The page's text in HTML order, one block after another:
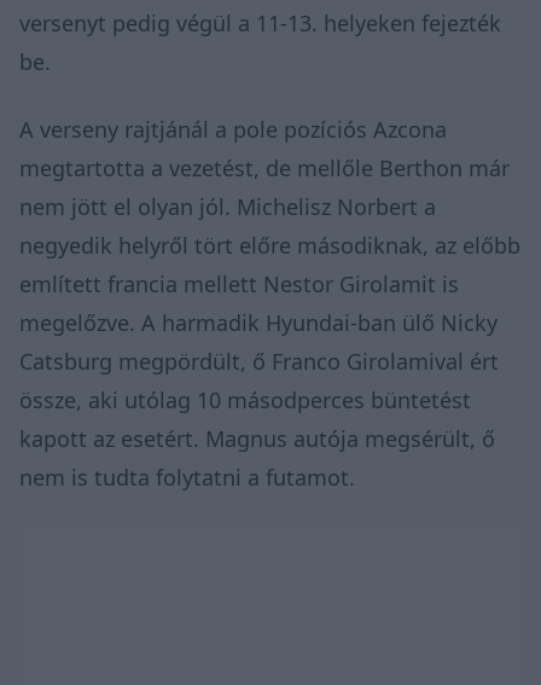
versenyt pedig végül a 11-13. helyeken fejezték
be.
A verseny rajtjánál a pole pozíciós Azcona
megtartotta a vezetést, de mellőle Berthon már
nem jött el olyan jól. Michelisz Norbert a
negyedik helyről tört előre másodiknak, az előbb
említett francia mellett Nestor Girolamit is
megelőzve. A harmadik Hyundai-ban ülő Nicky
Catsburg megpördült, ő Franco Girolamival ért
össze, aki utólag 10 másodperces büntetést
kapott az esetért. Magnus autója megsérült, ő
nem is tudta folytatni a futamot.